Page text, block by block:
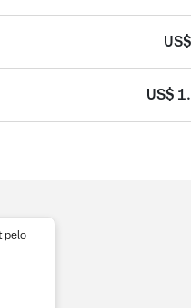
US$
pelo